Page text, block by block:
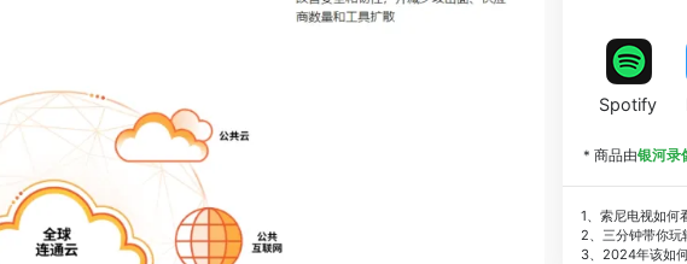
Spotify
* 商品由银河录
1、索尼电视如何
2、三分钟带你玩
3、2024年该如